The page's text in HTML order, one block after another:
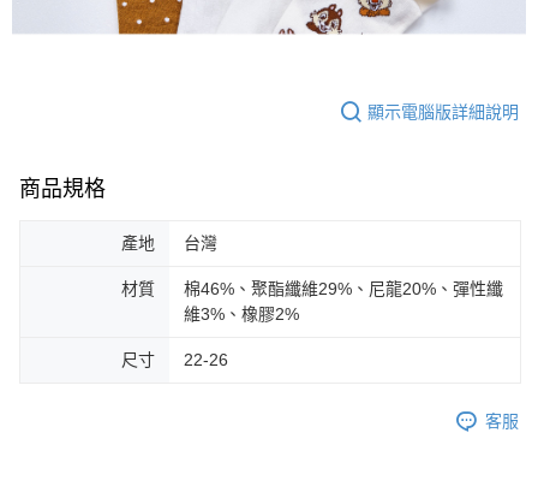
顯示電腦版詳細說明
商品規格
產地 台灣
材質
棉46%、聚酯纖維29%、尼龍20%、彈性纖
維3%、橡膠2%
尺寸 22-26
客服